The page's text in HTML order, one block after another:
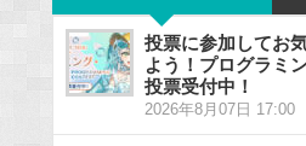
投票に参加してお
よう！プログラミ
投票受付中！
2026年8月07日 17:00